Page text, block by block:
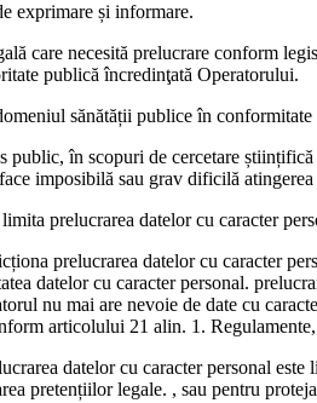
exprimare și informare.
care necesită prelucrare conform
publică încredinţată Operatorului.
sănătății publice în
public, în scopuri de cercetare
imposibilă sau grav dificilă
prelucrarea datelor cu caracter
prelucrarea datelor cu caracter
datelor cu caracter personal.
nu mai are nevoie de date cu
articolului 21 alin. 1.
datelor cu caracter personal
pretențiilor legale. , sau pentru